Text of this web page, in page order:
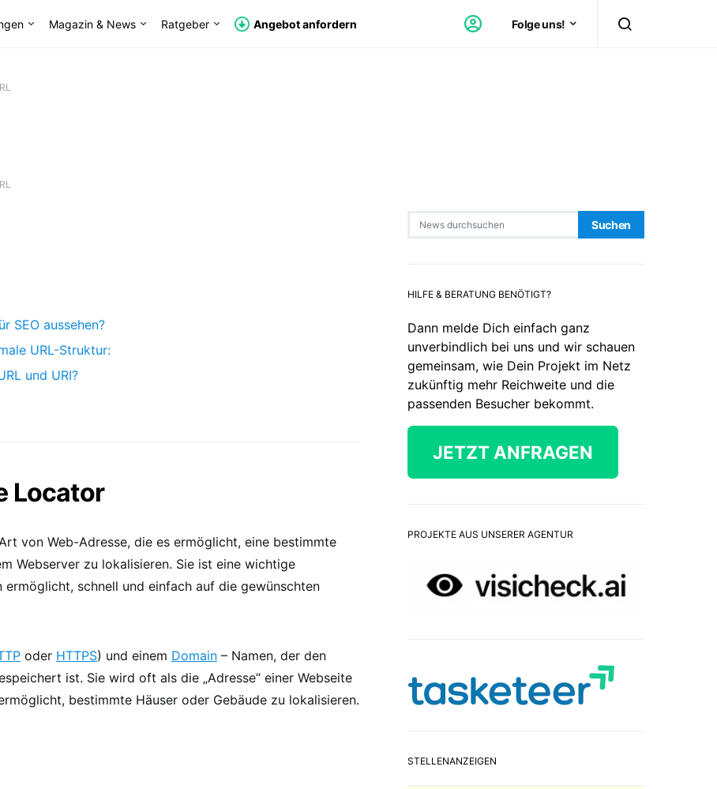
Magazin & News Ratgeber Angebot anfordern Folge uns!
SEO aussehen?
URL-Struktur:
und URI?
Locator
von Web-Adresse, die es ermöglicht, eine bestimmte
Webserver zu lokalisieren. Sie ist eine wichtige
ermöglicht, schnell und einfach auf die gewünschten
oder HTTPS) und einem Domain – Namen, der den
ist. Sie wird oft als die „Adresse“ einer Webseite
bestimmte Häuser oder Gebäude zu lokalisieren.
Suchen
HILFE & BERATUNG BENÖTIGT?
Dann melde Dich einfach ganz
unverbindlich bei uns und wir schauen
gemeinsam, wie Dein Projekt im Netz
zukünftig mehr Reichweite und die
passenden Besucher bekommt.
JETZT ANFRAGEN
PROJEKTE AUS UNSERER AGENTUR
STELLENANZEIGEN